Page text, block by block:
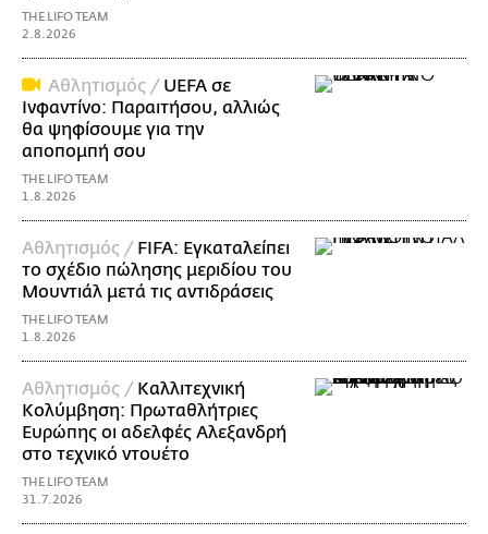
THE LIFO TEAM
2.8.2026
Αθλητισμός / UEFA σε
Ινφαντίνο: Παραιτήσου, αλλιώς
θα ψηφίσουμε για την
αποπομπή σου
THE LIFO TEAM
1.8.2026
Αθλητισμός / FIFA: Εγκαταλείπει
το σχέδιο πώλησης μεριδίου του
Μουντιάλ μετά τις αντιδράσεις
THE LIFO TEAM
1.8.2026
Αθλητισμός / Καλλιτεχνική
Κολύμβηση: Πρωταθλήτριες
Ευρώπης οι αδελφές Αλεξανδρή
στο τεχνικό ντουέτο
THE LIFO TEAM
31.7.2026